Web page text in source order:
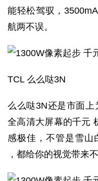
能轻松驾驭，
航两不误。
TCL 么么哒3N
么么哒3N还是市面上
全高清大屏幕的千元
感极佳，不管是雪山
，都给你的视觉带来